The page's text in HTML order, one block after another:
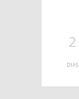
2
DIAS